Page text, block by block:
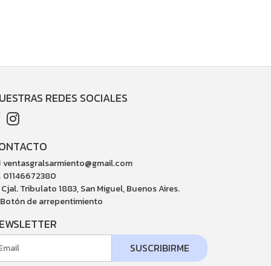
REDES SOCIALES
ventasgralsarmiento@gmail.com
01146672380
Cjal. Tribulato 1883, San Miguel, Buenos Aires.
Botón de arrepentimiento
SUSCRIBIRME